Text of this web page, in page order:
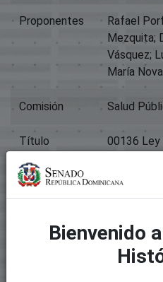
Proponentes
Rafael
Mezquita;
Vásquez;
María
Comisión Salud
Título
00136 Ley
ArchivosBienvenido